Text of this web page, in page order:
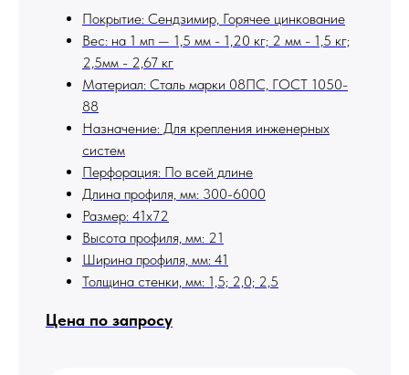
Покрытие: Сендзимир, Горячее цинкование
Вес: на 1 мп — 1,5 мм - 1,20 кг; 2 мм - 1,5 кг;
2,5мм - 2,67 кг
Материал: Сталь марки 08ПС, ГОСТ 1050-
88
Назначение: Для крепления инженерных
систем
Перфорация: По всей длине
Длина профиля, мм: 300-6000
Размер: 41х72
Высота профиля, мм: 21
Ширина профиля, мм: 41
Толщина стенки, мм: 1,5; 2,0; 2,5
Цена по запросу